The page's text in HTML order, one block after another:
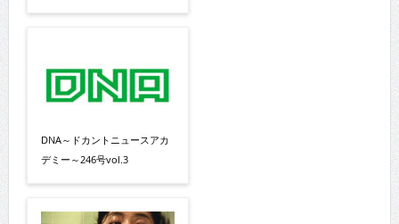
DNA～ドカントニュースアカ
デミー～246号vol.3